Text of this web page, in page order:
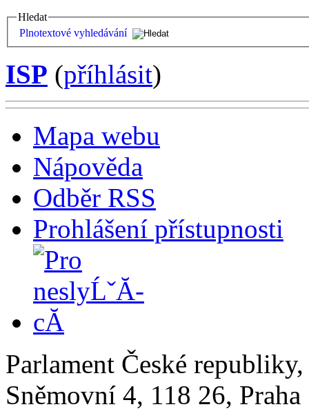
Hledat
Plnotextové vyhledávání
ISP (příhlásit)
Mapa webu
Nápověda
Odběr RSS
Prohlášení přístupnosti
Parlament České
Sněmovní 4, 118 26,